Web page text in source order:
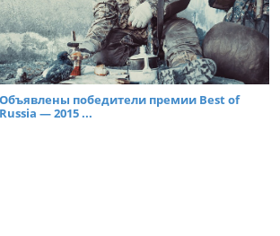
Объявлены победители премии Best of
Russia — 2015 ...